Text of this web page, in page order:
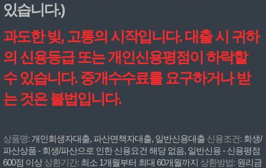
있습니다.)
과도한 빚, 고통의 시작입니다. 대출 시 귀하
의 신용등급 또는 개인신용평점이 하락할
수 있습니다. 중개수수료를 요구하거나 받
는 것은 불법입니다.
상품명: 개인회생자대출, 파산면책자대출, 일반신용대출 신용조건: 회생/
파산상품 - 회생/파산으로 인한 신용요건 해당 없음, 일반신용 - 신용평점
600점 이상상환기간: 최소 1개월부터 최대 60개월까지 상환방법: 원리금